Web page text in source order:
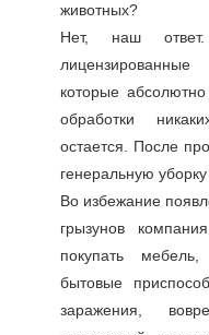
животных?
Нет, наш
которые
обработки
остается. После
генеральную
Во избежание
грызунов
покупать
бытовые
заражения,